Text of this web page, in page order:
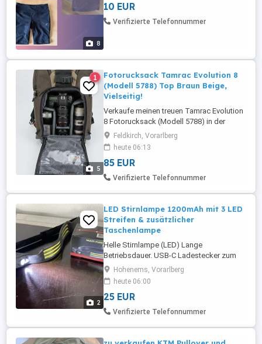
8
10 EUR
Verifizierte Telefonnummer
5
1
Fotorucksack Tamrac Evolution 8
(Modell 5788) Top Braun Beige,
Vielseitig!
Verkaufe meinen treuen Tamrac Evolution
8 Fotorucksack (Modell 5788) in der
eleganten Farbkombination Braun Khaki
Beige. Der Rucksack ist in einem sehr
guten, gepflegten Zustand und voll
funktionsfähig. Er ist ein echtes Multitalent
und perfekt für Fotografen, die viel
Feldkirch, Vorarlberg
heute 06:13
85 EUR
Verifizierte Telefonnummer
2
LED Stirnlampe 1200mAh mit 3 LED
Streifen & zusätzlicher
Taschenlampe
Helle Stirnlampe (LED) Lange
Betriebsdauer. USB-C Ladestecker zum
Wiederaufladen. Neuware! Preis pro
Stück! (2 Stück sind aktuell verfügbar)
Hohenems, Vorarlberg
heute 06:00
25 EUR
Verifizierte Telefonnummer